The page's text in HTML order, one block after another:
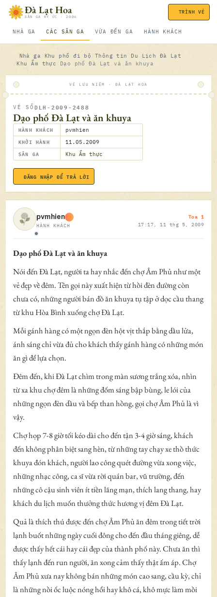
Bỏ qua nội dungĐà Lạt Hoa
SÂN GA KÝ ỨC · 2006
NHÀ GA CÁC SÂN GA VỪA ĐẾN GA HÀNH KHÁCH
TRÌNH VÉ
Nhà ga Khu phố đi bộ
Thông tin Du Lịch Đà Lạt
Khu Ẩm thực
Dạo phố Đà Lạt và ăn khuya
VÉ LƯU NIỆM · ĐÀ LẠT HOA
VÉ SỐ DLH-2009-2488
Dạo phố Đà Lạt và ăn khuya
HÀNH KHÁCH pvmhien
KHỞI HÀNH 11.05.2009
SÂN GA Khu Ẩm thực
ĐĂNG NHẬP ĐỂ TRẢ LỜI
Ngoại tuyến
pvmhien
HÀNH KHÁCH
Toa 1
17:17, 11 thg 5, 2009
Dạo phố Đà Lạt và ăn khuya
Nói đến Đà Lạt, người ta hay nhắc đến chợ Âm Phủ như một
vẻ đẹp về đêm. Tên gọi này xuất hiện từ hồi đèn đường còn
chưa có, những người bán đồ ăn khuya tụ tập ở dọc cầu thang
từ khu Hòa Bình xuống chợ Đà Lạt.
Mỗi gánh hàng có một ngọn đèn hột vịt thắp bằng dầu lửa,
ánh sáng chỉ vừa đủ cho khách thấy gánh hàng có những món
ăn gì để lựa chọn.
Đêm đến, khi Đà Lạt chìm trong màn sương trắng xóa, nhìn
từ xa khu chợ đêm là những đốm sáng bập bùng, le lói của
những ngọn đèn dầu và bếp than hồng, gọi chợ Âm Phủ là vì
vậy.
Chợ họp 7-8 giờ tối kéo dài cho đến tận 3-4 giờ sáng, khách
đến không phân biệt sang hèn, từ những tay chạy xe thồ thức
khuya đón khách, người lao công quét đường vừa xong việc,
những nhạc công, ca sĩ vừa rời quán bar, vũ trường, đến
những cô cậu sinh viên ít tiền lãng mạn, thích lang thang, hay
khách du lịch muốn thưởng thức hương vị đêm Đà Lạt.
Quả là thích thú được đến chợ Âm Phủ ăn đêm trong tiết trời
lạnh buốt những ngày cuối đông cho đến đầu tháng giêng, dễ
được thấy hết cái hay cái đẹp của thành phố này. Chưa ăn thì
thấy lạnh đến run người, ăn xong cảm thấy thật ấm áp. Chợ
Âm Phủ xưa nay không bán những món cao sang, cầu kỳ, chỉ
là những nồi ốc luộc nóng hổi hay khô cá, khô mực làm mồi